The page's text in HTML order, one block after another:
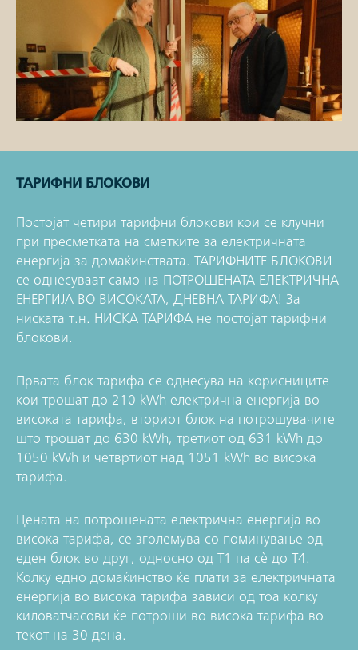
ТАРИФНИ БЛОКОВИ
Постојат четири тарифни блокови кои се клучни
при пресметката на сметките за електричната
енергија за домаќинствата. ТАРИФНИТЕ БЛОКОВИ
се однесуваат само на ПОТРОШЕНАТА ЕЛЕКТРИЧНА
ЕНЕРГИЈА ВО ВИСОКАТА, ДНЕВНА ТАРИФА! За
ниската т.н. НИСКА ТАРИФА не постојат тарифни
блокови.
Првата блок тарифа се однесува на корисниците
кои трошат до 210 kWh електрична енергија во
високата тарифа, вториот блок на потрошувачите
што трошат до 630 kWh, третиот од 631 kWh до
1050 kWh и четвртиот над 1051 kWh во висока
тарифа.
Цената на потрошената електрична енергија во
висока тарифа, се зголемува со поминување од
еден блок во друг, односно од Т1 па сè до Т4.
Колку едно домаќинство ќе плати за електричната
енергија во висока тарифа зависи од тоа колку
киловатчасови ќе потроши во висока тарифа во
текот на 30 дена.